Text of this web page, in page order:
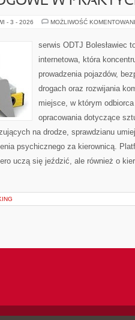
- 3 - 2026 MOŻLIWOŚĆ
serwis ODTJ Bolesławiec
internetowa, która
prowadzenia pojazdów,
drogach oraz rozwijania
miejsce, w którym
opracowania dotyczące
na drodze, sprawdzianu
psychicznego za kierownicą.
uczą się jeździć, ale również o